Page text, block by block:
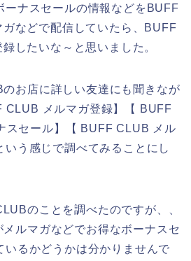
ーナスセールの情報などをBUFF
などで配信していたら、BUFF
したいな～と思いました。
お店に詳しい友達にも聞きなが
CLUB メルマガ登録】【 BUFF
スセール】【 BUFF CLUB メル
いう感じで調べてみることにし
のことを調べたのですが、、
ルマガなどでお得なボーナスセ
いるかどうかは分かりませんで